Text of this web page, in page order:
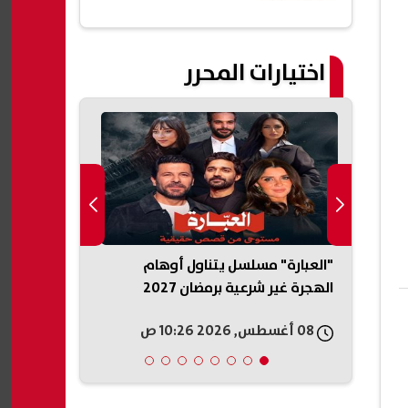
اختيارات المحرر
"العبارة" مسلسل يتناول أوهام
الهجرة غير شرعية برمضان 2027